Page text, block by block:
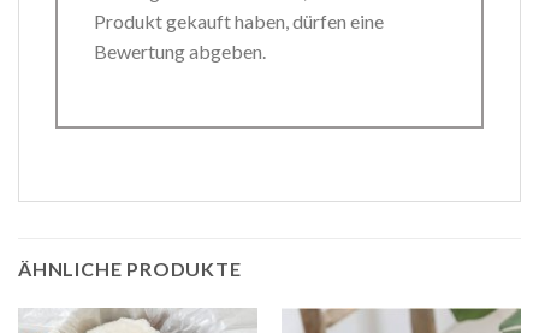
Produkt gekauft haben, dürfen eine
Bewertung abgeben.
ÄHNLICHE PRODUKTE